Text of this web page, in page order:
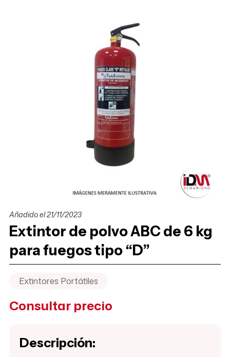
Extintor de polvo ABC de 6 kg
para fuegos tipo “D”
Extintores Portátiles
Añadido el 21/11/2023
Consultar precio
Descripción: